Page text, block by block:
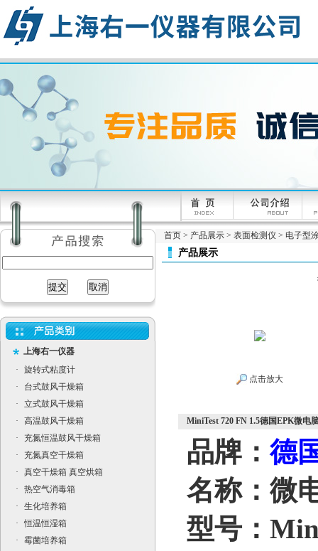
上海右一仪器
·
旋转式粘度计
·
台式鼓风干燥箱
·
立式鼓风干燥箱
·
高温鼓风干燥箱
·
充氮恒温鼓风干燥箱
·
充氮真空干燥箱
·
真空干燥箱 真空烘箱
·
热空气消毒箱
·
生化培养箱
·
恒温恒湿箱
·
霉菌培养箱
首页 > 产品展示 > 表面检测仪 > 电子型
产品展示
点击放大
MiniTest 720 FN 1.5德国EPK微电
品牌：德
名称：微
型号：